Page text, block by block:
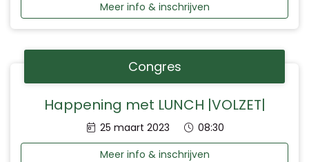
Meer info & inschrijven
Congres
Happening met LUNCH |VOLZET|
Datum:
25 maart 2023 Tijd:
08:30
Meer info & inschrijven